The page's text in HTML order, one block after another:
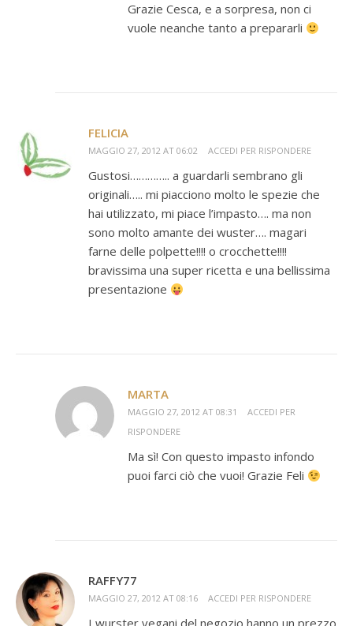
Grazie Cesca, e a sorpresa, non ci
vuole neanche tanto a prepararli
FELICIA
MAGGIO 27, 2012 AT 06:02 ACCEDI PER RISPONDERE
Gustosi………….. a guardarli sembrano gli
originali….. mi piacciono molto le spezie che
hai utilizzato, mi piace l’impasto…. ma non
sono molto amante dei wuster…. magari
farne delle polpette!!!! o crocchette!!!!
bravissima una super ricetta e una bellissima
presentazione
MARTA
MAGGIO 27, 2012 AT 08:31
ACCEDI PER
RISPONDERE
Ma sì! Con questo impasto infondo
puoi farci ciò che vuoi! Grazie Feli
RAFFY77
MAGGIO 27, 2012 AT 08:16 ACCEDI PER RISPONDERE
I wurster vegani del negozio hanno un prezzo